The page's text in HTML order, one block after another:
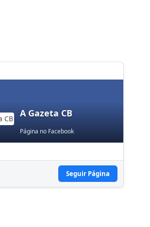
A Gazeta CB
Página no Facebook
Seguir Página